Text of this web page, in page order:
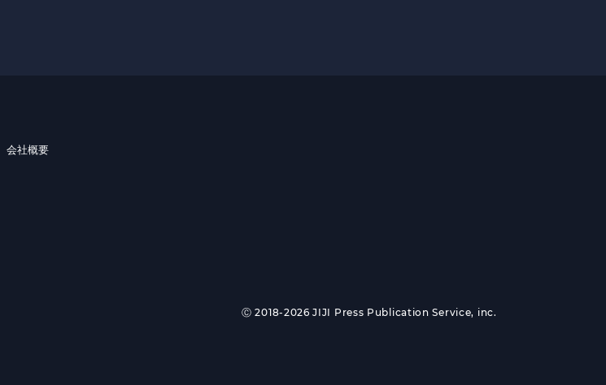
会社概要
Ⓒ 2018-2026 JIJI Press Publication Service, inc.